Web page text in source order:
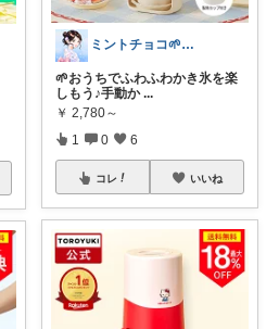
ミントチョコ🌱いつもありがとう
🌱おうちでふわふわかき氷を楽
しもう♪手動か ...
￥ 2,780～
1 0 6
コレ いいね